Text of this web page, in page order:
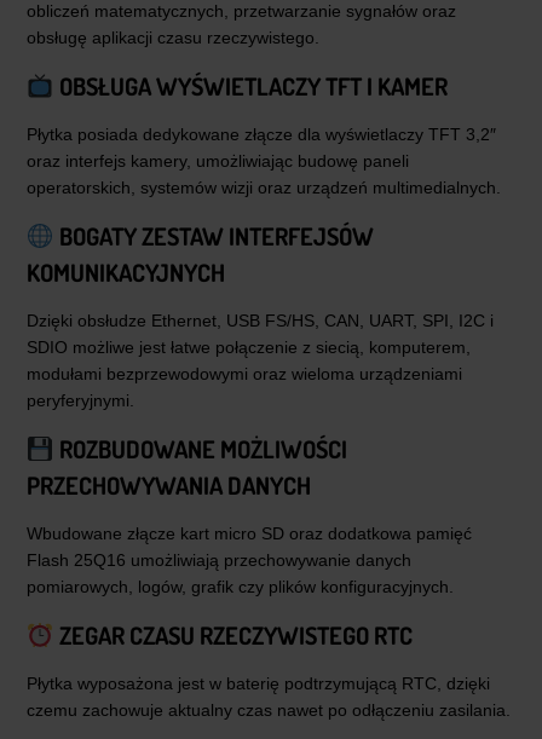
obliczeń matematycznych, przetwarzanie sygnałów oraz
obsługę aplikacji czasu rzeczywistego.
OBSŁUGA WYŚWIETLACZY TFT I KAMER
Płytka posiada dedykowane złącze dla wyświetlaczy TFT 3,2″
oraz interfejs kamery, umożliwiając budowę paneli
operatorskich, systemów wizji oraz urządzeń multimedialnych.
BOGATY ZESTAW INTERFEJSÓW
KOMUNIKACYJNYCH
Dzięki obsłudze Ethernet, USB FS/HS, CAN, UART, SPI, I2C i
SDIO możliwe jest łatwe połączenie z siecią, komputerem,
modułami bezprzewodowymi oraz wieloma urządzeniami
peryferyjnymi.
ROZBUDOWANE MOŻLIWOŚCI
PRZECHOWYWANIA DANYCH
Wbudowane złącze kart micro SD oraz dodatkowa pamięć
Flash 25Q16 umożliwiają przechowywanie danych
pomiarowych, logów, grafik czy plików konfiguracyjnych.
ZEGAR CZASU RZECZYWISTEGO RTC
Płytka wyposażona jest w baterię podtrzymującą RTC, dzięki
czemu zachowuje aktualny czas nawet po odłączeniu zasilania.